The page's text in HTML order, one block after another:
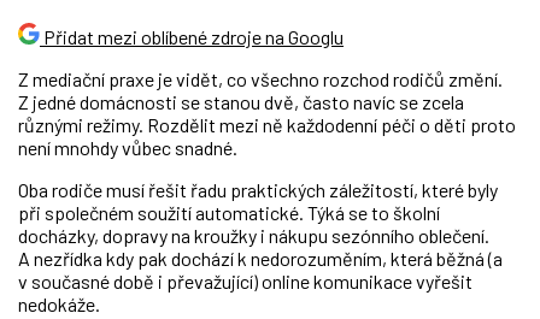
Přidat mezi oblíbené zdroje na Googlu
Z mediační praxe je vidět, co všechno rozchod rodičů změní.
Z jedné domácnosti se stanou dvě, často navíc se zcela
různými režimy. Rozdělit mezi ně každodenní péči o děti proto
není mnohdy vůbec snadné.
Oba rodiče musí řešit řadu praktických záležitostí, které byly
při společném soužití automatické. Týká se to školní
docházky, dopravy na kroužky i nákupu sezónního oblečení.
A nezřídka kdy pak dochází k nedorozuměním, která běžná (a
v současné době i převažující) online komunikace vyřešit
nedokáže.